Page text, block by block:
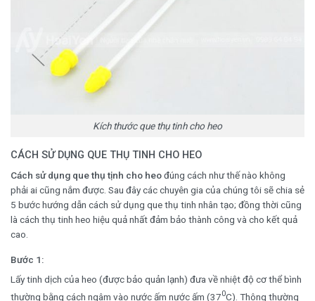
Kích thước que thụ tinh cho heo
CÁCH SỬ DỤNG QUE THỤ TINH CHO HEO
Cách sử dụng que thụ tịnh cho heođúng cách như thế nào không
phải ai cũng nắm được. Sau đây các chuyên gia của chúng tôi sẽ chia sẻ
5 bước hướng dẫn cách sử dụng que thụ tinh nhân tạo; đồng thời cũng
là cách thụ tinh heo hiệu quả nhất đảm bảo thành công và cho kết quả
cao.
Bước 1:
Lấy tinh dịch của heo (được bảo quản lạnh) đưa về nhiệt độ cơ thể bình
thường bằng cách ngâm vào nước ấm nước ấm (370C). Thông thường